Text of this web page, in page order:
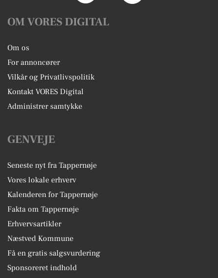
OM VORES DIGITAL
Om os
For annoncører
Vilkår og Privatlivspolitik
Kontakt VORES Digital
Administrer samtykke
GENVEJE
Seneste nyt fra Tappernøje
Vores lokale erhverv
Kalenderen for Tappernøje
Fakta om Tappernøje
Erhvervsartikler
Næstved Kommune
Få en gratis salgsvurdering
Sponsoreret indhold